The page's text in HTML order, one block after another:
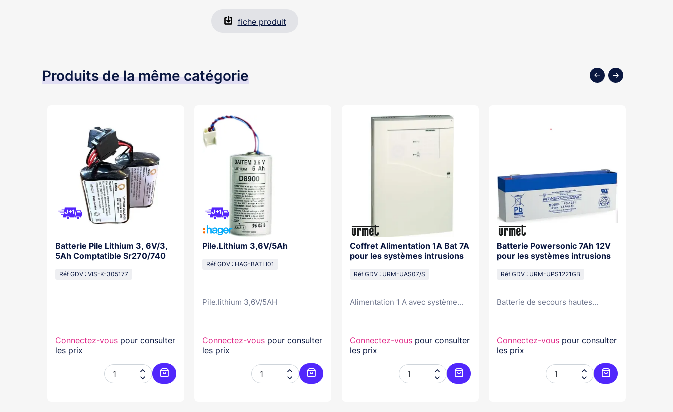
fiche produit
Produits de la même catégorie
Batterie Pile Lithium 3, 6V/3,
5Ah Comptatible Sr270/740
Réf GDV : VIS-K-305177
Connectez-vous pour consulter
les prix


Ajouter au panier
Pile.Lithium 3,6V/5Ah
Réf GDV : HAG-BATLI01
Pile.lithium 3,6V/5AH
Connectez-vous pour consulter
les prix


Ajouter au panier
Coffret Alimentation 1A Bat 7A
pour les systèmes intrusions
Réf GDV : URM-UAS07/S
Alimentation 1 A avec système...
Connectez-vous pour consulter
les prix


Ajouter au panier
Batterie Powersonic 7Ah 12V
pour les systèmes intrusions
Réf GDV : URM-UPS1221GB
Batterie de secours hautes...
Connectez-vous pour consulter
les prix


Ajouter au panier